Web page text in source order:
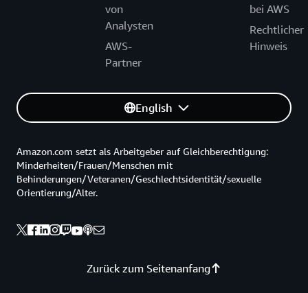
von
Analysten
AWS-
Partner
bei AWS
Rechtlicher
Hinweis
English
Zurück zum Seitenanfang
Amazon.com setzt als Arbeitgeber auf Gleichberechtigung:
Minderheiten/Frauen/Menschen mit
Behinderungen/Veteranen/Geschlechtsidentität/sexuelle
Orientierung/Alter.